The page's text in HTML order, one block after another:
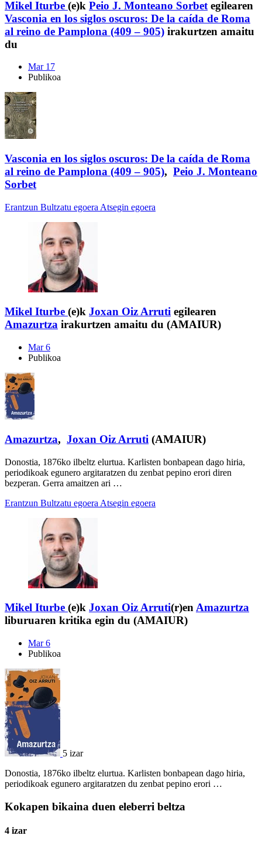
Mikel Iturbe (e)k Peio J. Monteano Sorbet egilearen
Vasconia en los siglos oscuros: De la caída de Roma
al reino de Pamplona (409 – 905) irakurtzen amaitu
du
Mar 17
Publikoa
Vasconia en los siglos oscuros: De la caída de Roma
al reino de Pamplona (409 – 905), Peio J. Monteano
Sorbet
Erantzun Bultzatu egoera Atsegin egoera
Mikel Iturbe (e)k Joxan Oiz Arruti egilearen
Amazurtza irakurtzen amaitu du (AMAIUR)
Mar 6
Publikoa
Amazurtza, Joxan Oiz Arruti (AMAIUR)
Donostia, 1876ko ilbeltz elurtua. Karlisten bonbapean dago hiria,
periodikoak egunero argitaratzen du zenbat pepino erori diren
bezperan. Gerra amaitzen ari …
Erantzun Bultzatu egoera Atsegin egoera
Mikel Iturbe (e)k Joxan Oiz Arruti(r)enAmazurtza
liburuaren kritika egin du (AMAIUR)
Mar 6
Publikoa
5 izar
Donostia, 1876ko ilbeltz elurtua. Karlisten bonbapean dago hiria,
periodikoak egunero argitaratzen du zenbat pepino erori …
Kokapen bikaina duen eleberri beltza
4 izar